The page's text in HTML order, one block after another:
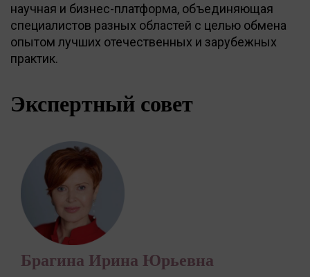
научная и бизнес-платформа, объединяющая
специалистов разных областей с целью обмена
опытом лучших отечественных и зарубежных
практик.
Экспертный совет
Брагина Ирина Юрьевна